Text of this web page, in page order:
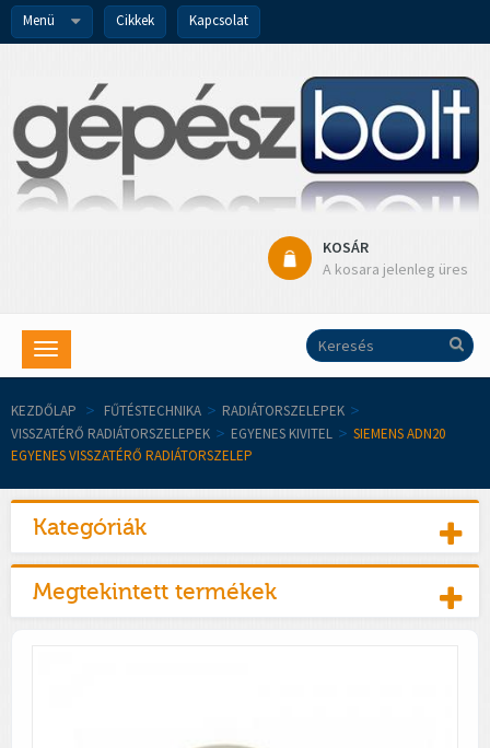
Menü Cikkek Kapcsolat
KOSÁR
A kosara jelenleg üres
Toggle
navigation
KEZDŐLAP > FŰTÉSTECHNIKA > RADIÁTORSZELEPEK >
VISSZATÉRŐ RADIÁTORSZELEPEK > EGYENES KIVITEL > SIEMENS ADN20
EGYENES VISSZATÉRŐ RADIÁTORSZELEP
Kategóriák
Megtekintett termékek